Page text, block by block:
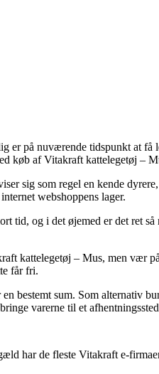
på nuværende tidspunkt at få
køb af Vitakraft kattelegetøj –
sig som regel en kende
webshoppens lager.
og i det øjemed er det ret
kattelegetøj – Mus, men vær
får fri.
bestemt sum. Som alternativ
varerne til et
har de fleste Vitakraft e-